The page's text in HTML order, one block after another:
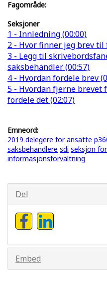
Fagområde:
Seksjoner
1 - Innledning (00:00)
2 - Hvor finner jeg brev til
3 - Legg til
saksbehandler (00:57)
4 - Hvordan fordele brev
5 - Hvordan fjerne
fordele det (02:07)
Emneord:
2019 delegere for ansatte
saksbehandlere sdi seksjon
informasjonsforvaltning
Del
Embed